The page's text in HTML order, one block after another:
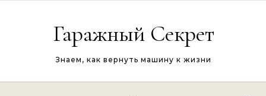
Гаражный Секрет
Знаем, как вернуть машину к жизни